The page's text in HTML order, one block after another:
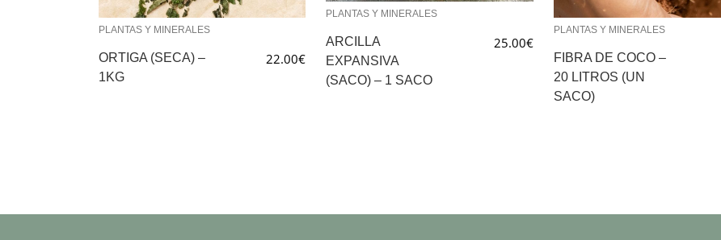
PLANTAS Y MINERALES
ORTIGA (SECA) –
1KG
22.00€
PLANTAS Y MINERALES
ARCILLA
EXPANSIVA
(SACO) – 1 SACO
25.00€
PLANTAS Y MINERALES
FIBRA DE COCO –
20 LITROS (UN
SACO)